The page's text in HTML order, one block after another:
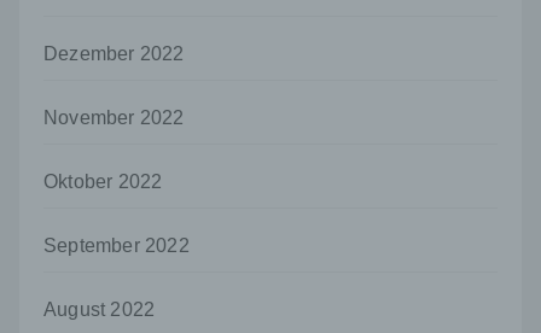
Dezember 2022
November 2022
Oktober 2022
September 2022
August 2022
Empfänger ist eine natürliche oder juristische
Stelle, der personenbezogene Daten
nicht. Behörden, die im Rahmen eines
Mitgliedstaaten möglicherweise
jedoch nicht als Empfänger.